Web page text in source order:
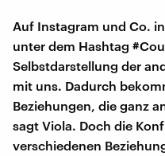
Auf Instagram und Co.
unter dem Hashtag
Selbstdarstellung der
mit uns. Dadurch
Beziehungen, die ganz
sagt Viola. Doch die
verschiedenen